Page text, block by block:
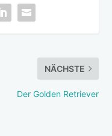
NÄCHSTE
Der Golden Retriever